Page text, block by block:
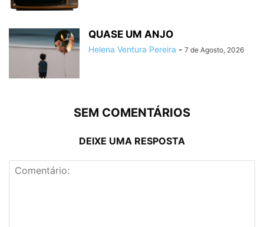
QUASE UM ANJO
Helena Ventura Pereira - 7 de Agosto, 2026
SEM COMENTÁRIOS
DEIXE UMA RESPOSTA